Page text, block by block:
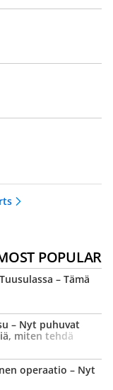
POPULAR
– Tämä
– Nyt puhuvat
miten tehdä
operaatio – Nyt